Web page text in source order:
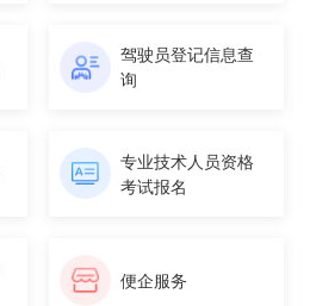
驾驶员登记信息查
询
专业技术人员资格
考试报名
便企服务